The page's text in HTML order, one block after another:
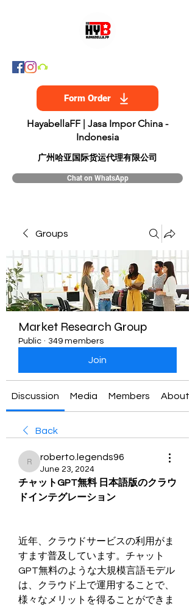
Form Order
HayabellaFF | Jasa Impor China -
Indonesia
​广州哈亚国际货运代理有限公司
Chat on WhatsApp
Groups
Market Research Group
Public · 349 members
Join
Discussion Media Members About
Back
roberto.legends96
roberto.legends96
June 23, 2024
チャットGPT無料 日本語版のクラウ
ドインテグレーション
近年、クラウドサービスの利用がま
すます普及しています。チャット
GPT無料のような大規模言語モデル
は、クラウド上で運用することで、
様々なメリットを得ることができま